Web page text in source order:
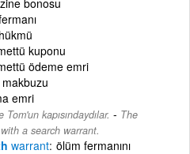
kuponu
ödeme emri
emri
kapısındaydılar. - The
a search warrant.
warrant ölüm fermanını